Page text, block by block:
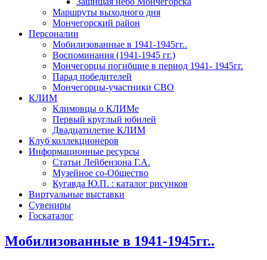
Маршруты выходного дня
Мончегорский район
Персоналии
Мобилизованные в 1941-1945гг..
Воспоминания (1941-1945 гг.)
Мончегорцы погибшие в период 1941- 1945гг.
Парад победителей
Мончегорцы-участники СВО
КЛИМ
Климовцы о КЛИМе
Первый круглый юбилей
Двадцатилетие КЛИМ
Клуб коллекционеров
Информационные ресурсы
Статьи Лейбензона Г.А.
Музейное со-Общество
Кугавда Ю.П. : каталог рисунков
Виртуальные выставки
Сувениры
Госкаталог
Мобилизованные в 1941-1945гг..